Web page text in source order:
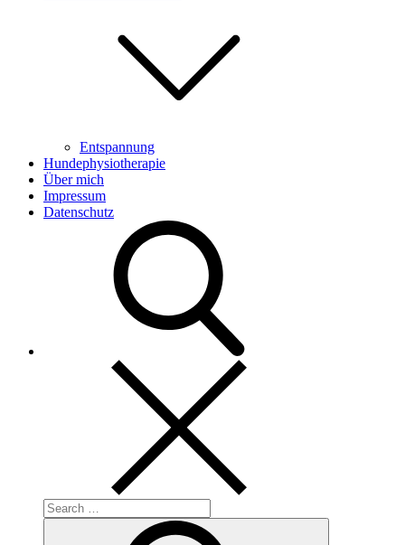
Entspannung
Hundephysiotherapie
Über mich
Impressum
Datenschutz
Search
for: